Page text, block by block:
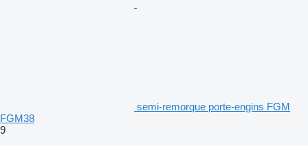
semi-remorque porte-engins FGM
FGM38
9